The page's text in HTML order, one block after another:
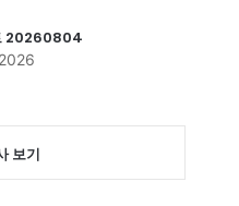
20260804
보기